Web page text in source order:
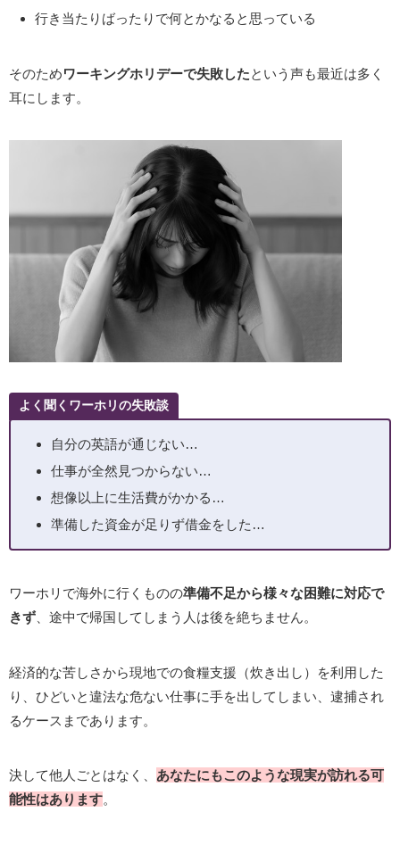
行き当たりばったりで何とかなると思っている
そのためワーキングホリデーで失敗したという声も最近は多く
耳にします。
よく聞くワーホリの失敗談
自分の英語が通じない…
仕事が全然見つからない…
想像以上に生活費がかかる…
準備した資金が足りず借金をした…
ワーホリで海外に行くものの準備不足から様々な困難に対応で
きず 、途中で帰国してしまう人は後を絶ちません。
経済的な苦しさから現地での食糧支援（炊き出し）を利用した
り、ひどいと違法な危ない仕事に手を出してしまい、逮捕され
るケースまであります。
決して他人ごとはなく、 あなたにもこのような現実が訪れる可
能性はあります。